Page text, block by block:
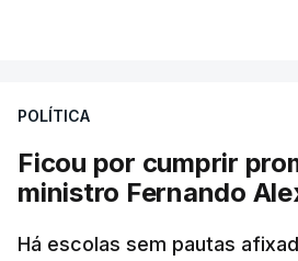
POLÍTICA
Ficou por cumprir
ministro Fernando
Há escolas sem pautas